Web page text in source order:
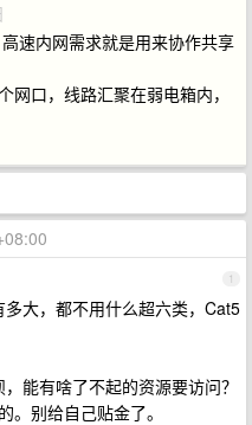
速内网需求就是用来协作共享
口，线路汇聚在弱电箱内，
1
大，都不用什么超六类，Cat5
能有啥了不起的资源要访问？
。别给自己贴金了。